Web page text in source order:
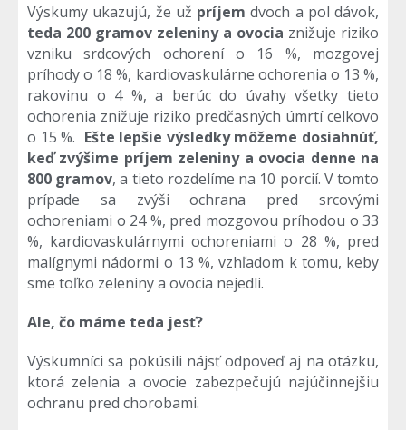
Výskumy ukazujú, že už príjem dvoch a pol dávok,
teda 200 gramov zeleniny a ovocia znižuje riziko
vzniku srdcových ochorení o 16 %, mozgovej
príhody o 18 %, kardiovaskulárne ochorenia o 13 %,
rakovinu o 4 %, a berúc do úvahy všetky tieto
ochorenia znižuje riziko predčasných úmrtí celkovo
o 15 %. Ešte lepšie výsledky môžeme dosiahnúť,
keď zvýšime príjem zeleniny a ovocia denne na
800 gramov, a tieto rozdelíme na 10 porcií. V tomto
prípade sa zvýši ochrana pred srcovými
ochoreniami o 24 %, pred mozgovou príhodou o 33
%, kardiovaskulárnymi ochoreniami o 28 %, pred
malígnymi nádormi o 13 %, vzhľadom k tomu, keby
sme toľko zeleniny a ovocia nejedli.
Ale, čo máme teda jesť?
Výskumníci sa pokúsili nájsť odpoveď aj na otázku,
ktorá zelenia a ovocie zabezpečujú najúčinnejšiu
ochranu pred chorobami.